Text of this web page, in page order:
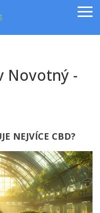
Novotný -
NEJVÍCE CBD?